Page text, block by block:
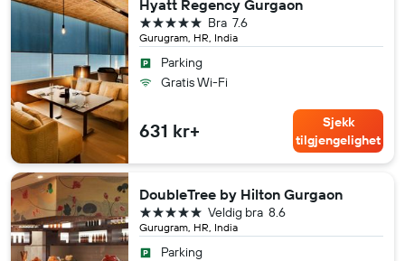
Hyatt Regency Gurgaon
Gurugram, HR, India
7.6
Bra
5 stjerner
Parking
Gratis Wi-Fi
631 kr+
Sjekk
tilgjengelighet
DoubleTree by Hilton Gurgaon
Gurugram, HR, India
8.6
Veldig bra
5 stjerner
Parking